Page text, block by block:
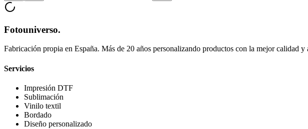
Fotouniverso.
Fabricación propia en España. Más de 20 años personalizando productos con la mejor calidad y
Servicios
Impresión DTF
Sublimación
Vinilo textil
Bordado
Diseño personalizado